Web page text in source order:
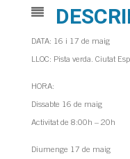
DATA: 16 i 17 de maig
LLOC: Pista verda. Ciutat
HORA:
Dissabte 16 de maig
Activitat de 8:00h – 20h
Diumenge 17 de maig